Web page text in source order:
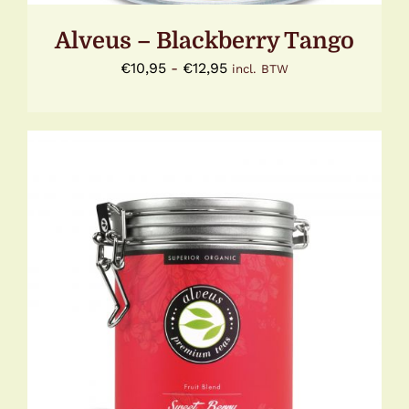
Alveus – Blackberry Tango
€10,95 - €12,95Prijsklasse:
incl. BTW
OPTIES SELECTEREN DIT
PRODUCT
HEEFT
DEZE